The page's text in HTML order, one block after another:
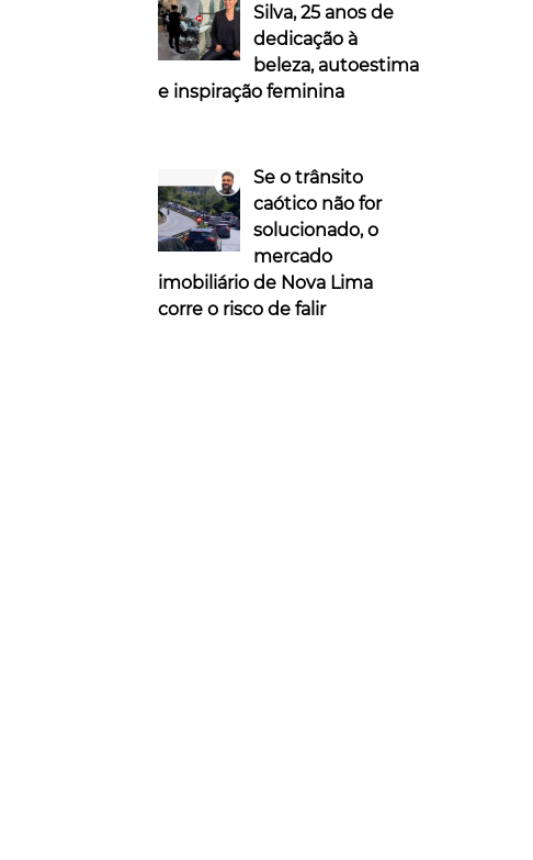
Silva, 25 anos de
dedicação à
beleza, autoestima
e inspiração feminina
Se o trânsito
caótico não for
solucionado, o
mercado
imobiliário de Nova Lima
corre o risco de falir